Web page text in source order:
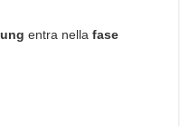
entra nellafase